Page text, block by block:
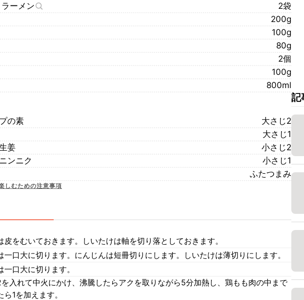
ーメン
2袋
200g
100g
80g
2個
100g
800ml
の素
大さじ2
大さじ1
姜
小さじ2
ンニク
小さじ1
ふたつまみ
しむための注意事項
皮をむいておきます。しいたけは軸を切り落としておきます。
一口大に切ります。にんじんは短冊切りにします。しいたけは薄切りにします。
一口大に切ります。
入れて中火にかけ、沸騰したらアクを取りながら5分加熱し、鶏もも肉の中まで
1を加えます。
記